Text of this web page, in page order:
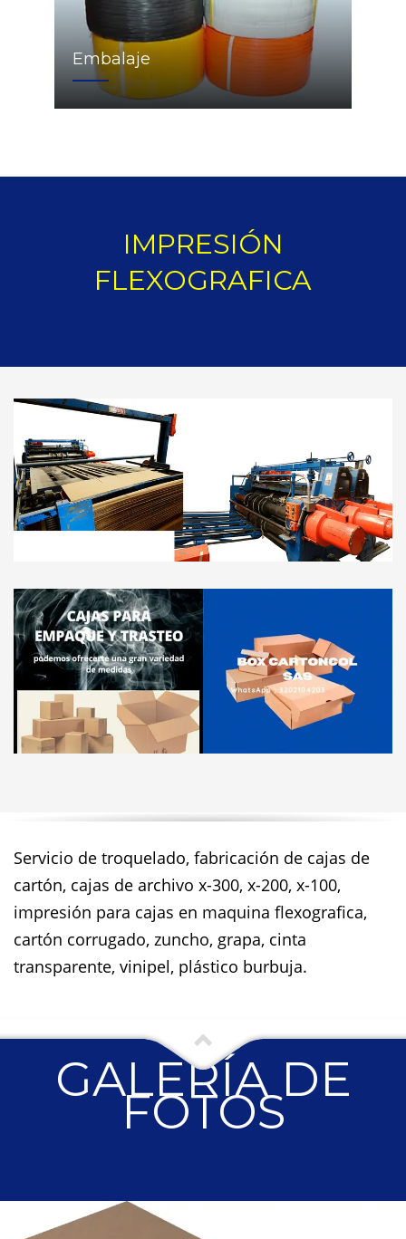
Embalaje
IMPRESIÓN
FLEXOGRAFICA
Servicio de troquelado, fabricación de cajas de
cartón, cajas de archivo x-300, x-200, x-100,
impresión para cajas en maquina flexografica,
cartón corrugado, zuncho, grapa, cinta
transparente, vinipel, plástico burbuja.
GALERÍA DE
FOTOS